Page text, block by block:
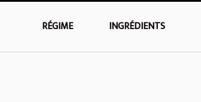
RÉGIME INGRÉDIENTS